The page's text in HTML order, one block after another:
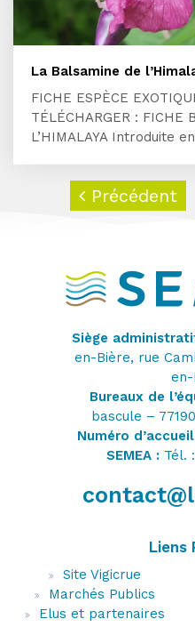
La Balsamine de
FICHE ESPÈCE
TÉLÉCHARGER : FICHE
L’HIMALAYA Introduite
Précédent
Siège
en-Bière, rue
en-
Bureaux de
bascule –
Numéro
SEMEA : Tél.
Liens
Site Vigicrue
Marchés Publics
Elus et partenaires